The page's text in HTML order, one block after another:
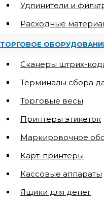
Удлинители и
Расходные
ТОРГОВОЕ
Сканеры штрих-
Терминалы сбора
Торговые весы
Принтеры этикеток
Маркировочное
Карт-принтеры
Кассовые аппараты
Ящики для денег